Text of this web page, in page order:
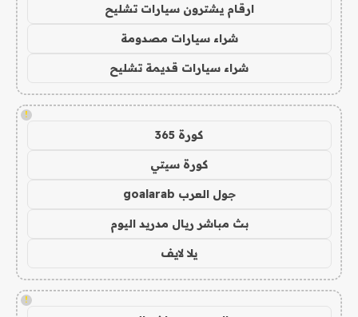
ارقام يشترون سيارات تشليح
شراء سيارات مصدومة
شراء سيارات قديمة تشليح
!
كورة 365
كورة سيتي
جول العرب goalarab
بث مباشر ريال مدريد اليوم
يلا لايف
!